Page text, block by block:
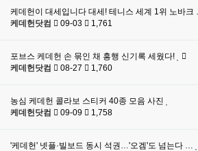
케데헌이 대세입니다 대세! 테니스 세계 1위 노바크
케데헌닷컴
09-03 1,761
포브스 케데헌 손 묶인 채 흥행 신기록 세웠다!
케데헌닷컴
08-27 1,760
농심 케데헌 콜라보 스티커 40종 모음 사진
케데헌닷컴
09-09 1,758
'케데헌' 넷플·빌보드 동시 석권…'오겜'도 넘는다 …